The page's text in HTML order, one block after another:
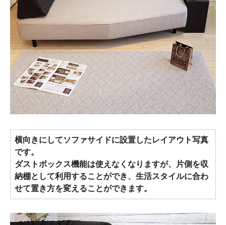
横向きにしてソファサイドに設置したレイアウト写真
です。
ダストボックス機能は使えなくなりますが、片側を収
納棚として利用することができ、生活スタイルに合わ
せて置き方を変えることができます。